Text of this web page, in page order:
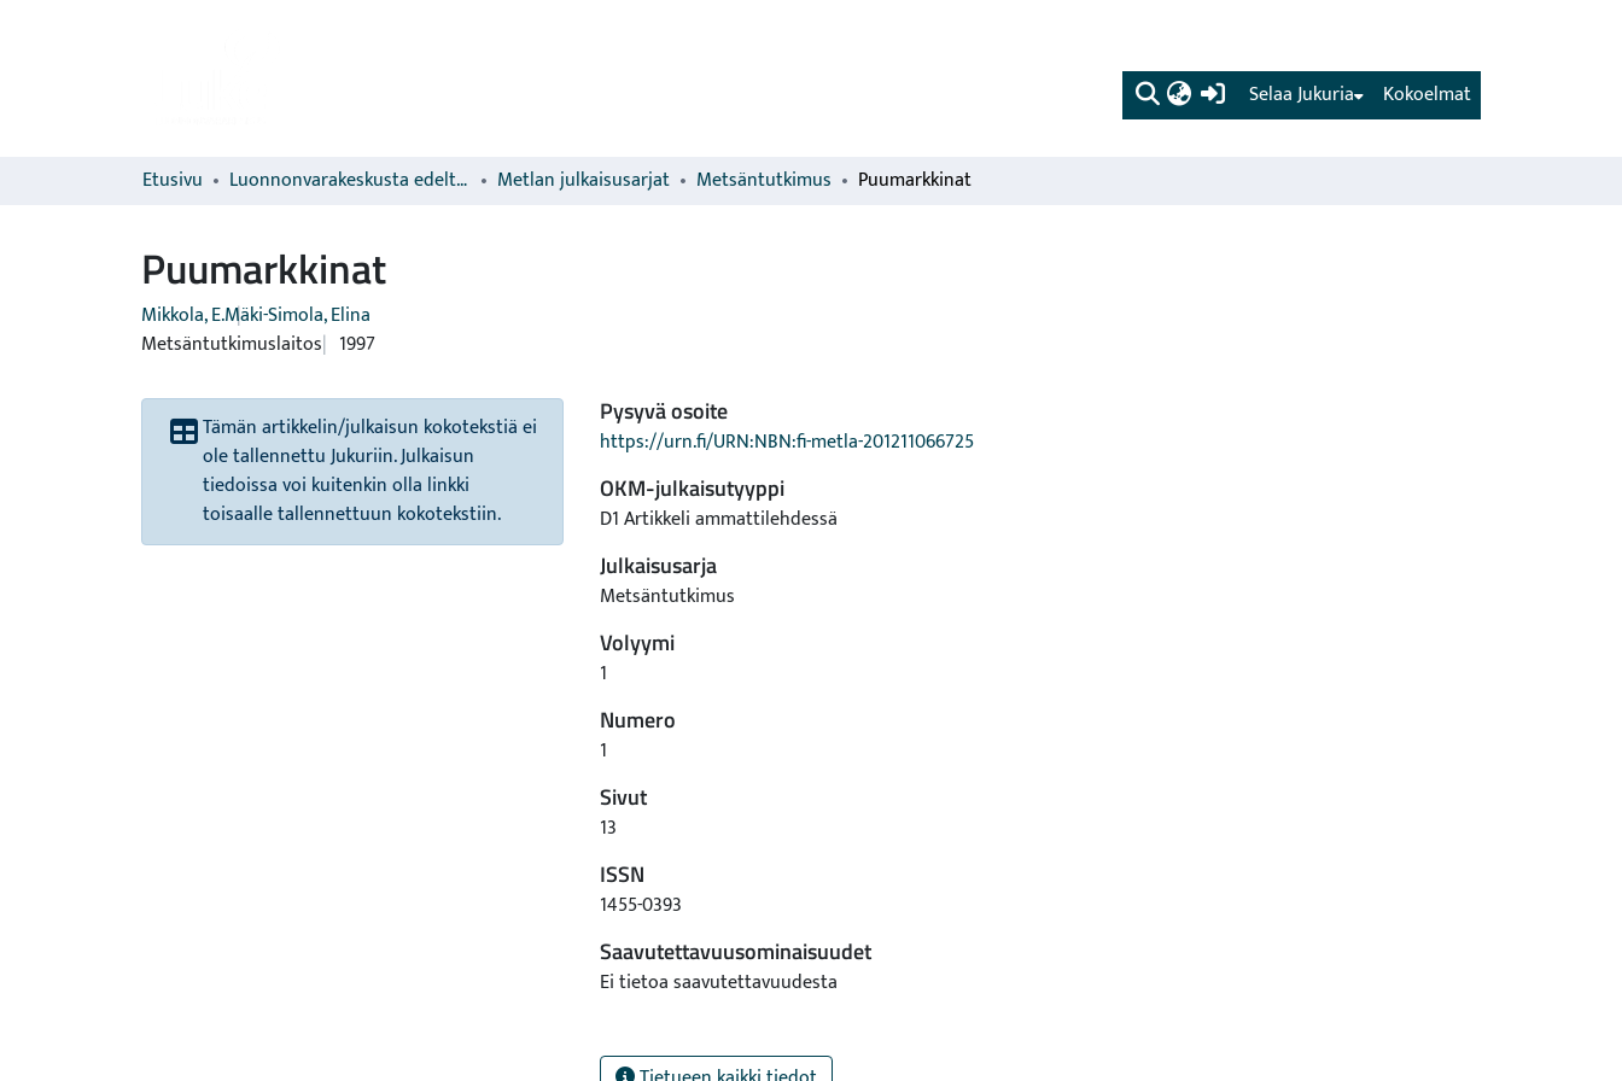
(current) Kokoelmat
Selaa Jukuria
Etusivu Luonnonvarakeskusta edeltävien organisaatioiden sarjat Metlan julkaisusarjat Metsäntutkimus Puumarkkinat
Puumarkkinat
Mikkola, E.Mäki-Simola, Elina
Metsäntutkimuslaitos 1997
Tämän artikkelin/julkaisun kokotekstiä ei
ole tallennettu Jukuriin. Julkaisun
tiedoissa voi kuitenkin olla linkki
toisaalle tallennettuun kokotekstiin.
Pysyvä osoite
https://urn.fi/URN:NBN:fi-metla-201211066725
OKM-julkaisutyyppi
D1 Artikkeli ammattilehdessä
Julkaisusarja
Metsäntutkimus
Volyymi
1
Numero
1
Sivut
13
ISSN
1455-0393
Saavutettavuusominaisuudet
Ei tietoa saavutettavuudesta